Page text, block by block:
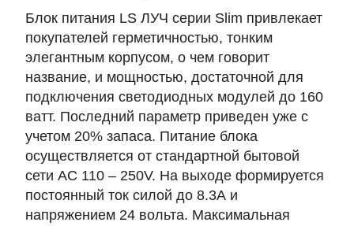
Блок питания LS ЛУЧ серии Slim привлекает
покупателей герметичностью, тонким
элегантным корпусом, о чем говорит
название, и мощностью, достаточной для
подключения светодиодных модулей до 160
ватт. Последний параметр приведен уже с
учетом 20% запаса. Питание блока
осуществляется от стандартной бытовой
сети AC 110 – 250V. На выходе формируется
постоянный ток силой до 8.3А и
напряжением 24 вольта. Максимальная